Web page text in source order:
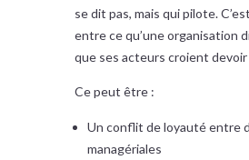
se dit pas, mais qui pilote.
entre ce qu’une organisation
que ses acteurs croient devoir
Ce peut être :
Un conflit de loyauté entre
managériales